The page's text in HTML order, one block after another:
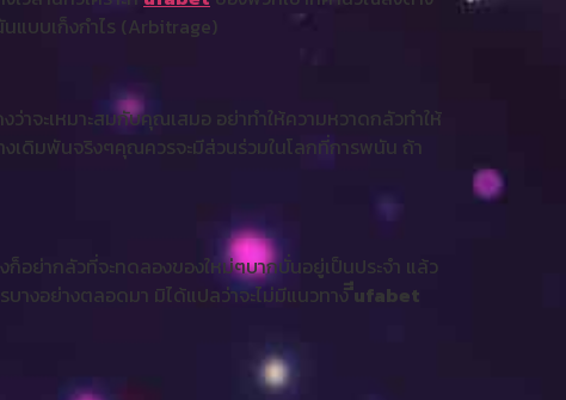
แบบเก็งกำไร (Arbitrage)
จะเหมาะสมกับคุณเสมอ อย่าทำให้ความหวาดกลัวทำให้
ดิมพันจริงๆคุณควรจะมีส่วนร่วมในโลกที่การพนัน ถ้า
อย่ากลัวที่จะทดลองของใหม่ๆบากบั่นอยู่เป็นประจำ แล้ว
บางอย่างตลอดมา มิได้แปลว่าจะไม่มีแนวทางีีufabet